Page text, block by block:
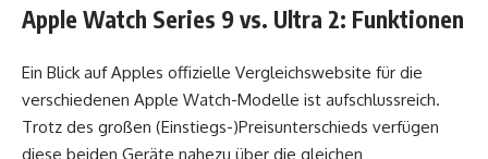
Apple Watch Series 9 vs. Ultra 2: Funktionen
Ein Blick auf Apples offizielle Vergleichswebsite für die
verschiedenen Apple Watch-Modelle ist aufschlussreich.
Trotz des großen (Einstiegs-)Preisunterschieds verfügen
diese beiden Geräte nahezu über die gleichen